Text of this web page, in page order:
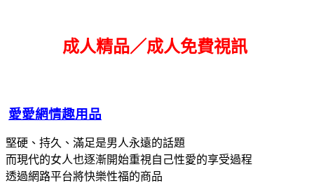
成人精品／成人免費視訊
愛愛網情趣用品
堅硬、持久、滿足是男人永遠的話題
而現代的女人也逐漸開始重視自己性愛的享受過程
透過網路平台將快樂性福的商品